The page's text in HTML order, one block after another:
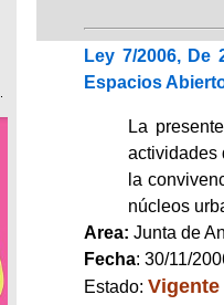
Ley 7/2006,
Espacios
La
actividades
la
núcleos
Area: Junta de
Fecha: 30/11/
Estado: Vigente